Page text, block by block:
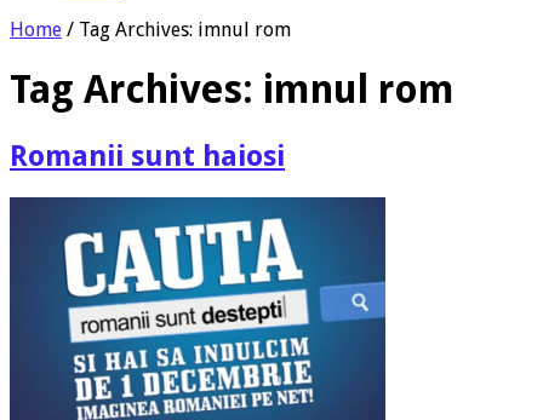
Home / Tag Archives: imnul rom
Tag Archives: imnul rom
Romanii sunt haiosi